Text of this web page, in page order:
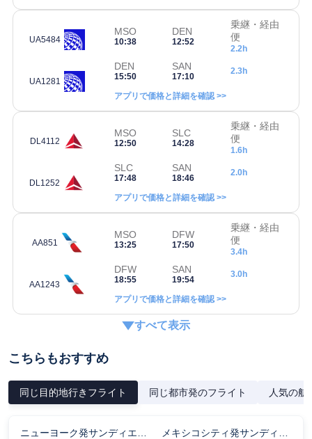
UA5484
MSO
10:38
DEN
12:52
乗継・経由
便
2.2h
UA1281
DEN
15:50
SAN
17:10
2.3h
アプリで価格と詳細を確認 >>
DL4112
MSO
12:50
SLC
14:28
乗継・経由
便
1.6h
DL1252
SLC
17:48
SAN
18:46
2.0h
アプリで価格と詳細を確認 >>
AA851
MSO
13:25
DFW
17:50
乗継・経由
便
3.4h
AA1243
DFW
18:55
SAN
19:54
3.0h
アプリで価格と詳細を確認 >>
すべて表示
こちらもおすすめ
同じ目的地行きフライト 同じ都市発のフライト 人気の航